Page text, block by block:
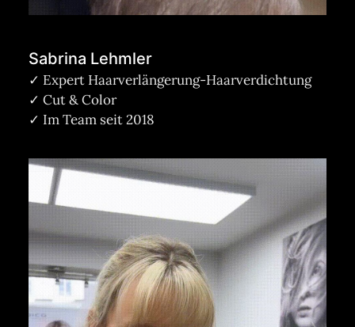
Sabrina Lehmler
✓ Expert Haarverlängerung-Haarverdichtung
✓ Cut & Color
✓ Im Team seit 2018